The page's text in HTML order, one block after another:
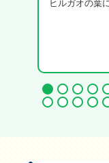
ヒルガオの葉